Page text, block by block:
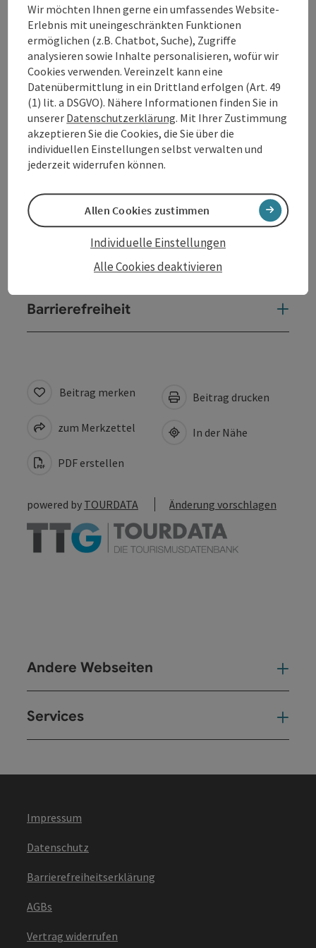
der Männchen in ...
Beschreibung vollständig anzeigen
Kontakt
Öffnungszeiten
Anreise/Lage
Barrierefreiheit
Beitrag merken
zum Merkzettel
PDF erstellen
Beitrag drucken
In der Nähe
powered by TOURDATA Änderung vorschlagen
Andere Webseiten
Services
Impressum
Datenschutz
Barrierefreiheitserklärung
AGBs
Vertrag widerrufen
Wir möchten Ihnen gerne ein umfassendes Website-
Erlebnis mit uneingeschränkten Funktionen
ermöglichen (z.B. Chatbot, Suche), Zugriffe
analysieren sowie Inhalte personalisieren, wofür wir
Cookies verwenden. Vereinzelt kann eine
Datenübermittlung in ein Drittland erfolgen (Art. 49
(1) lit. a DSGVO). Nähere Informationen finden Sie in
unserer Datenschutzerklärung. Mit Ihrer Zustimmung
akzeptieren Sie die Cookies, die Sie über die
individuellen Einstellungen selbst verwalten und
jederzeit widerrufen können.
Alle Cookies deaktivieren
Individuelle Einstellungen
Allen Cookies zustimmen